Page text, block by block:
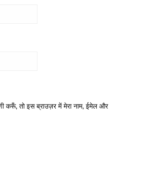
करूँ, तो इस ब्राउज़र में मेरा नाम, ईमेल और